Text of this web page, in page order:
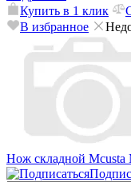
Купить в 1 клик
В избранное
Нож складной Mcusta